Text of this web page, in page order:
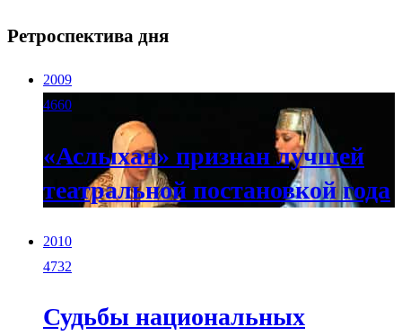
Ретроспектива дня
2009
4660
«Аслыхан» признан лучшей
театральной постановкой года
2010
4732
Судьбы национальных